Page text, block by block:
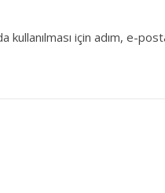
kullanılması için adım, e-